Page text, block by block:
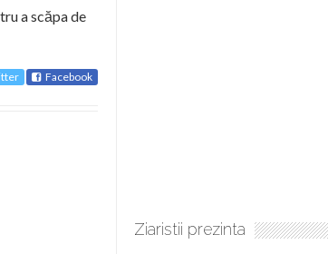
a scăpa de
Facebook
Ziaristii prezinta